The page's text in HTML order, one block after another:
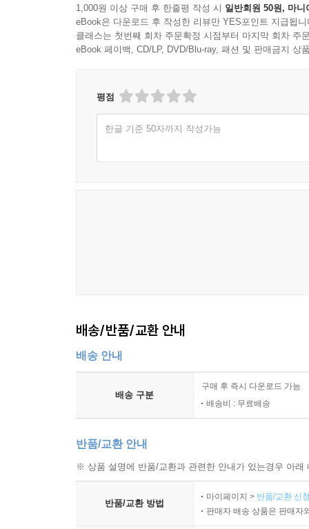
1,000원 이상 구매 후 한줄평 작성 시 일반회원 50원, 마니
eBook은 다운로드 후 작성한 리뷰만 YES포인트 지급됩니
클래스는 첫번째 회차 주문확정 시점부터 마지막 회차 주
eBook 페이백, CD/LP, DVD/Blu-ray, 패션 및 판매금지 상
평점
한글 기준 50자까지 작성가능
배송/반품/교환 안내
배송 안내
배송 구분
구매 후 즉시 다운로드 가능
배송비 : 무료배송
반품/교환 안내
※ 상품 설명에 반품/교환과 관련한 안내가 있는경우 아
반품/교환 방법
마이페이지 > 반품/교환 신
판매자 배송 상품은 판매자